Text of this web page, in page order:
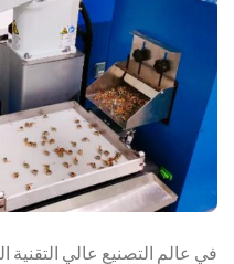
في عالم التصنيع عالي التقنية